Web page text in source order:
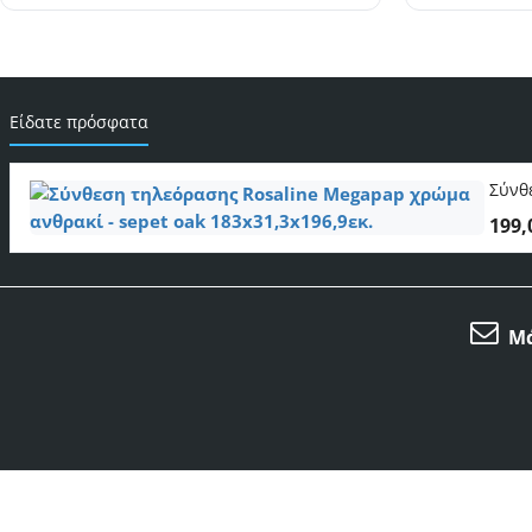
Είδατε πρόσφατα